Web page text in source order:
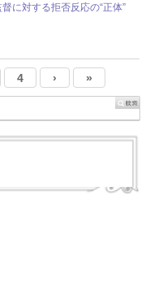
に対する拒否反応の“正体”
4 › »